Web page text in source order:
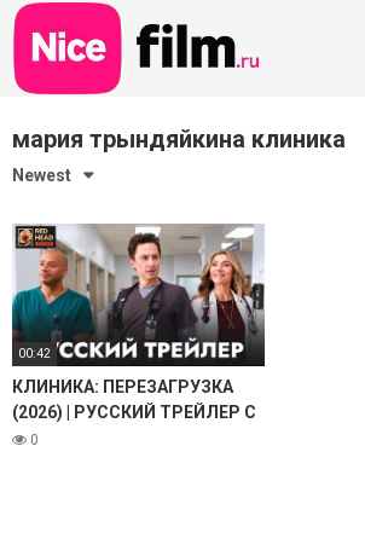
Skip
to
content
мария трындяйкина клиника
Newest
00:42
КЛИНИКА: ПЕРЕЗАГРУЗКА
(2026) | РУССКИЙ ТРЕЙЛЕР С
ТЕМИ САМЫМИ ГОЛОСАМИ
0